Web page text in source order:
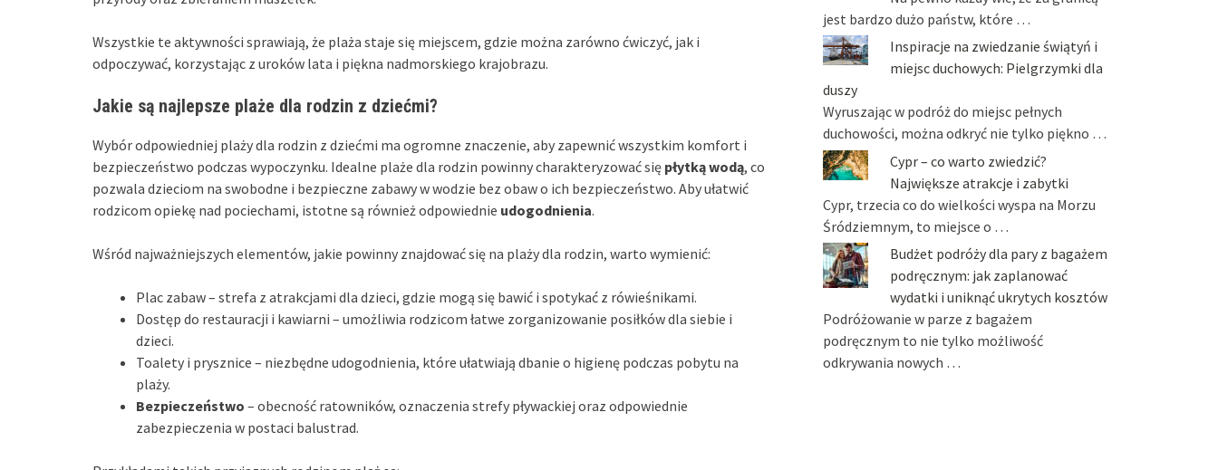
Wszystkie te aktywności sprawiają, że plaża staje się miejscem, gdzie można zarówno ćwiczyć, jak i
odpoczywać, korzystając z uroków lata i piękna nadmorskiego krajobrazu.
Jakie są najlepsze plaże dla rodzin z dziećmi?
Wybór odpowiedniej plaży dla rodzin z dziećmi ma ogromne znaczenie, aby zapewnić wszystkim komfort i
bezpieczeństwo podczas wypoczynku. Idealne plaże dla rodzin powinny charakteryzować się płytką wodą, co
pozwala dzieciom na swobodne i bezpieczne zabawy w wodzie bez obaw o ich bezpieczeństwo. Aby ułatwić
rodzicom opiekę nad pociechami, istotne są również odpowiednie udogodnienia.
Wśród najważniejszych elementów, jakie powinny znajdować się na plaży dla rodzin, warto wymienić:
Plac zabaw – strefa z atrakcjami dla dzieci, gdzie mogą się bawić i spotykać z rówieśnikami.
Dostęp do restauracji i kawiarni – umożliwia rodzicom łatwe zorganizowanie posiłków dla siebie i
dzieci.
Toalety i prysznice – niezbędne udogodnienia, które ułatwiają dbanie o higienę podczas pobytu na
plaży.
Bezpieczeństwo – obecność ratowników, oznaczenia strefy pływackiej oraz odpowiednie
zabezpieczenia w postaci balustrad.
jest bardzo dużo państw, które …
Inspiracje na zwiedzanie świątyń i
miejsc duchowych: Pielgrzymki dla
duszy
Wyruszając w podróż do miejsc pełnych
duchowości, można odkryć nie tylko piękno …
Cypr – co warto zwiedzić?
Największe atrakcje i zabytki
Cypr, trzecia co do wielkości wyspa na Morzu
Śródziemnym, to miejsce o …
Budżet podróży dla pary z bagażem
podręcznym: jak zaplanować
wydatki i uniknąć ukrytych kosztów
Podróżowanie w parze z bagażem
podręcznym to nie tylko możliwość
odkrywania nowych …